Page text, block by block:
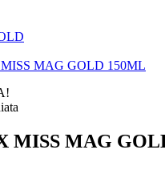
MAG GOLD 150ML
MISS MAG